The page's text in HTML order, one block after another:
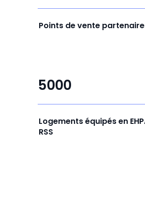
Points de vente
5000
Logements équipés en
RSS